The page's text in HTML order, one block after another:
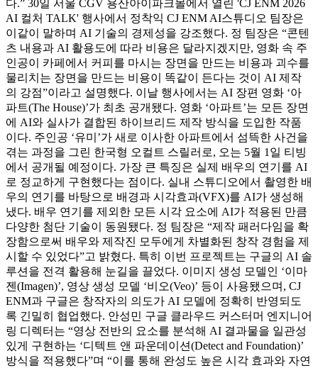
다.” 30일 서울 CGV 용산아이파크몰에서 열린 'CJ ENM 2026
AI 컬처 TALK' 행사에서 정착익 CJ ENM AI스튜디오 팀장은
이같이 말하며 AI 기술의 경제성을 강조했다. 정 팀장은 “콘텐
츠 내용과 AI 활용도에 따라 비용은 달라지겠지만, 영화 속 주
인공이 카페에서 커피를 마시는 장면을 만드는 비용과 괴수를
물리치는 장면을 만드는 비용이 똑같이 든다는 것이 AI 제작
의 강점”이라고 설명했다. 이날 행사에서는 AI 장편 영화 ‘아
파트(The House)’가 최초 공개됐다. 영화 ‘아파트’는 모든 장면
에 AI와 실사가 결합된 하이브리드 제작 방식을 도입한 작품
이다. 주인공 ‘유미’가 새로 이사한 아파트에서 섬뜩한 사건을
겪는 과정을 그린 한국형 오컬트 스릴러로, 오는 5월 1일 티빙
에서 공개될 예정이다. 가장 큰 특징은 실제 배우의 연기를 AI
로 정교하게 구현했다는 점이다. 실내 스튜디오에서 촬영한 배
우의 연기를 바탕으로 배경과 시각효과(VFX)를 AI가 생성해
냈다. 배우 연기를 제외한 모든 시각 요소에 AI가 적용된 만큼
다양한 첨단 기술이 동원됐다. 정 팀장은 “제작 패러다임을 확
장함으로써 배우와 제작진 모두에게 차별화된 창작 경험을 제
시할 수 있었다”고 밝혔다. 특히 이번 프로젝트는 구글의 AI 솔
루션을 전격 활용해 눈길을 끌었다. 이미지 생성 모델인 ‘이마
젠(Imagen)’, 영상 생성 모델 ‘비오(Veo)’ 등이 사용됐으며, CJ
ENM과 구글은 창작자의 의도가 AI 모델에 정확히 반영되도
록 긴밀히 협업했다. 안성민 구글 클라우드 커스터머 엔지니어
링 디렉터는 “영상 전반의 요소를 분석해 AI 결과물을 일관성
있게 구현하는 ‘디텍트 앤 파운데이션(Detect and Foundation)’
방식을 적용했다”며 “이를 통해 완성도 높은 시각 효과와 자연